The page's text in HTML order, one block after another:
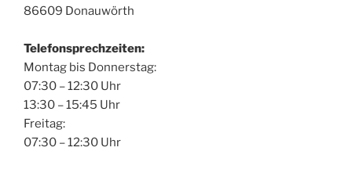
86609 Donauwörth
Telefonsprechzeiten:
Montag bis Donnerstag:
07:30 – 12:30 Uhr
13:30 – 15:45 Uhr
Freitag:
07:30 – 12:30 Uhr